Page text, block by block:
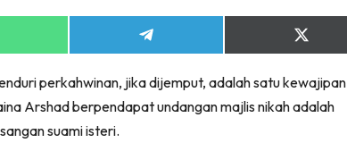
Share
on
Share
on
perkahwinan, jika dijemput, adalah satu
Arshad berpendapat undangan majlis nikah adalah
suami isteri.